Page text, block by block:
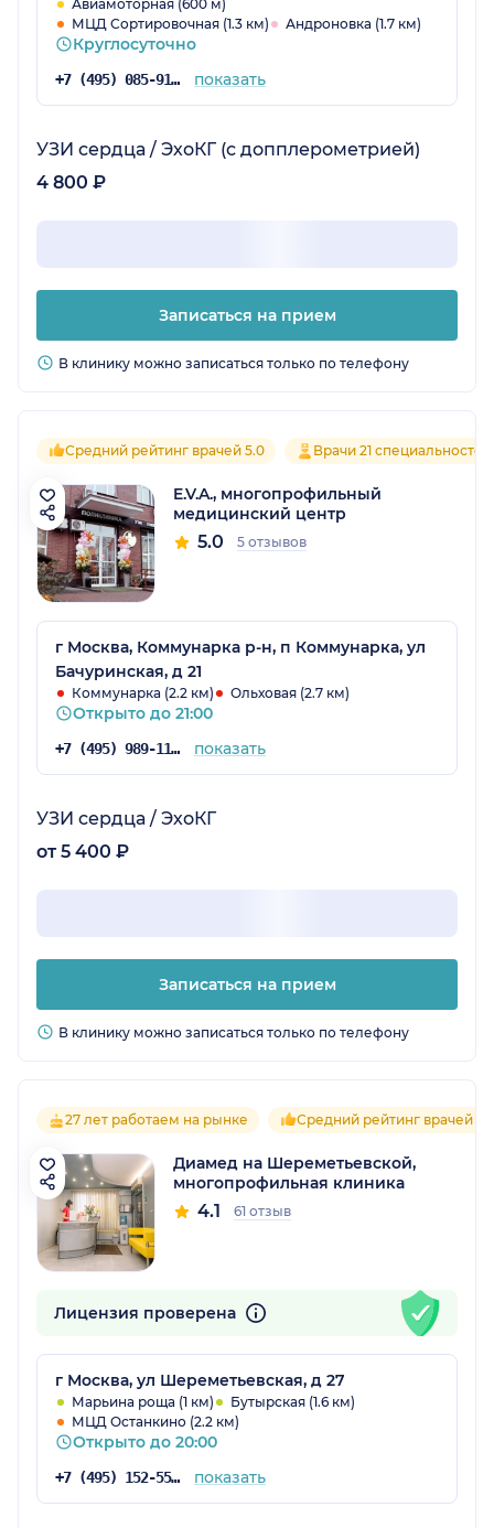
Авиамоторная (600 м)
МЦД Сортировочная (1.3 км)
Андроновка (1.7 км)
Круглосуточно
+7 (495) 085-91-29 показать
УЗИ сердца / ЭхоКГ (с допплерометрией)
4 800 ₽
Записаться на прием
В клинику можно записаться только по телефону
Средний рейтинг врачей 5.0 Врачи 21 специальностей
E.V.A., многопрофильный
медицинский центр
5.0 5 отзывов
г Москва, Коммунарка р-н, п Коммунарка, ул
Бачуринская, д 21
Коммунарка (2.2 км) Ольховая (2.7 км)
Открыто до 21:00
+7 (495) 989-11-13 показать
УЗИ сердца / ЭхоКГ
от 5 400 ₽
Записаться на прием
В клинику можно записаться только по телефону
27 лет работаем на рынке Средний рейтинг врачей 4.1
Диамед на Шереметьевской,
многопрофильная клиника
4.1 61 отзыв
Лицензия проверена
г Москва, ул Шереметьевская, д 27
Марьина роща (1 км)
Бутырская (1.6 км)
МЦД Останкино (2.2 км)
Открыто до 20:00
+7 (495) 152-55-71 показать